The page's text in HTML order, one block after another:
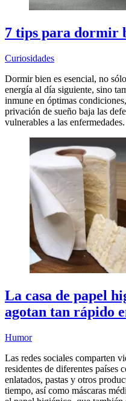
7 tips para dormir
Curiosidades
Dormir bien es esencial, no
energía al día siguiente, sino
inmune en óptimas
privación de sueño baja las
vulnerables a las enfermedades.
La casa de papel
agotan tan rápido
Humor
Las redes sociales comparten
residentes de diferentes países
enlatados, pastas y otros
tiempo, así como máscaras